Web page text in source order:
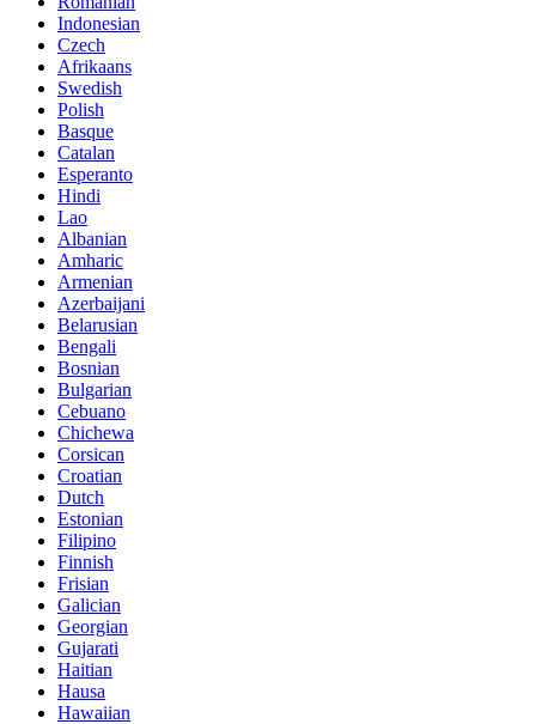
Indonesian
Czech
Afrikaans
Swedish
Polish
Basque
Catalan
Esperanto
Hindi
Lao
Albanian
Amharic
Armenian
Azerbaijani
Belarusian
Bengali
Bosnian
Bulgarian
Cebuano
Chichewa
Corsican
Croatian
Dutch
Estonian
Filipino
Finnish
Frisian
Galician
Georgian
Gujarati
Haitian
Hausa
Hawaiian